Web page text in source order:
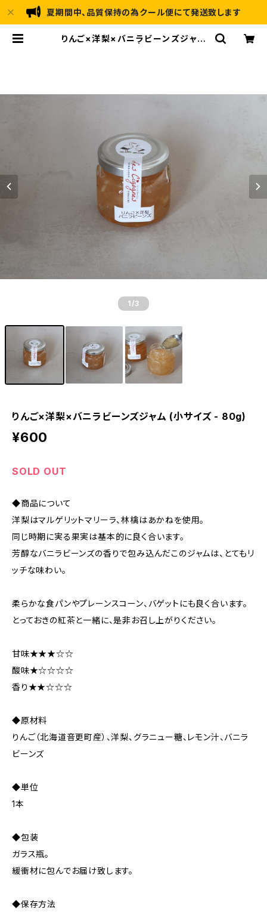
夏期間中、品質保持の為クール便にて発送致します
りんご×洋梨×バニラビーンズジャム
1 /3
りんご×洋梨×バニラビーンズジャム (小サイズ - 80g)
¥600
SOLD OUT
◆商品について
洋梨はマルゲリットマリーラ、林檎はあかねを使用。
同じ時期に実る果実は基本的に良く合います。
芳醇なバニラビーンズの香りで包み込んだこのジャムは、とてもリ
ッチな味わい。
柔らかな食パンやプレーンスコーン、バゲットにも良く合います。
とっておきの紅茶と一緒に、是非お召し上がりください。
甘味★★★☆☆
酸味★☆☆☆☆
香り★★☆☆☆
◆原材料
りんご（北海道音更町産）、洋梨、グラニュー糖、レモン汁、バニラ
ビーンズ
◆単位
1本
◆包装
ガラス瓶。
緩衝材に包んでお届け致します。
◆保存方法